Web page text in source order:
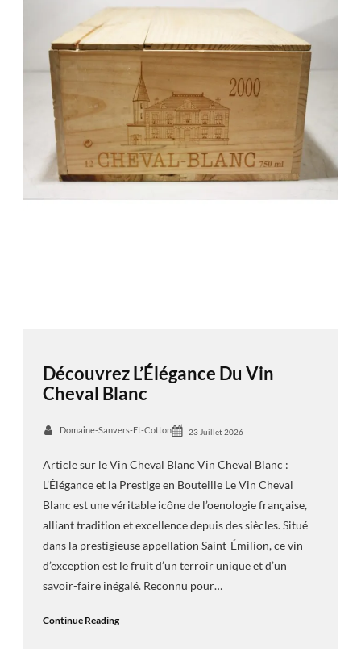
Découvrez L’Élégance Du Vin
Cheval Blanc
Domaine-Sanvers-Et-Cotton 23 Juillet 2026
Article sur le Vin Cheval Blanc Vin Cheval Blanc :
L’Élégance et la Prestige en Bouteille Le Vin Cheval
Blanc est une véritable icône de l’oenologie française,
alliant tradition et excellence depuis des siècles. Situé
dans la prestigieuse appellation Saint-Émilion, ce vin
d’exception est le fruit d’un terroir unique et d’un
savoir-faire inégalé. Reconnu pour…
Continue Reading